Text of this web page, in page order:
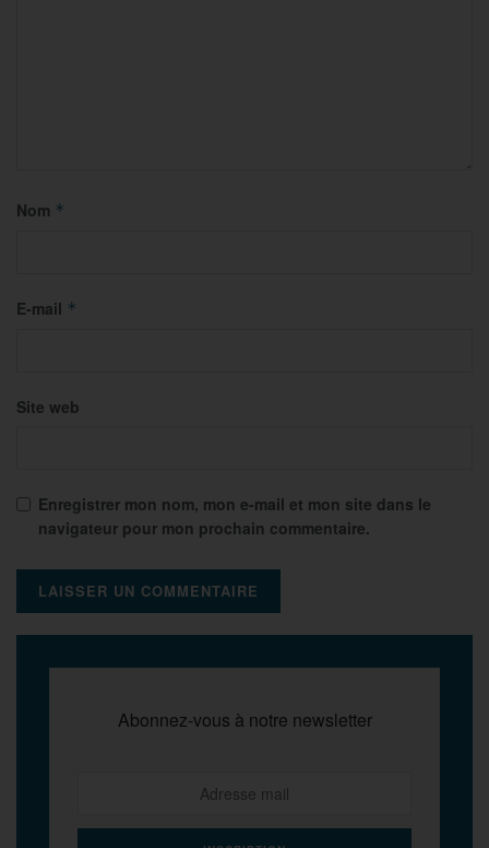
Nom *
E-mail *
Site web
Enregistrer mon nom, mon e-mail et mon site dans le
navigateur pour mon prochain commentaire.
Abonnez-vous à notre newsletter